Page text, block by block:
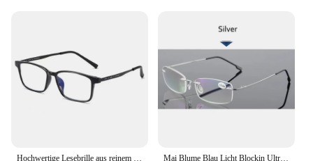
your focus, the Titanbrille glasses are versatile
enough to suit various scenarios. The wholesale and
vendor options make them an excellent choice for
businesses looking to provide eye health solutions
to their employees or customers. The sets available
for sale make them an ideal gift for friends and
or comfort.
Hochwertige Lesebrille aus reinem Titan für Männer Anti-Blaulicht-Presbyopie-Brillen mit Dioptrien 1,0 bis 4,0 Mai Blume Blau Licht Blockin Ultraleicht Memory Titan Randlose Lesebrille Männer & Frauen Presbyopie Brillen +1,0 +1,5 +2,0